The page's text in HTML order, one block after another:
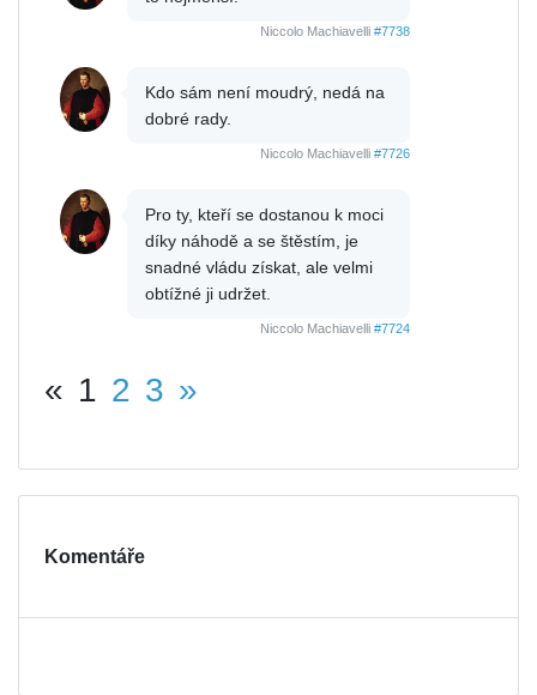
Niccolo Machiavelli #7738
Kdo sám není moudrý, nedá na
dobré rady.
Niccolo Machiavelli #7726
Pro ty, kteří se dostanou k moci
díky náhodě a se štěstím, je
snadné vládu získat, ale velmi
obtížné ji udržet.
Niccolo Machiavelli #7724
« 1 2 3 »
Komentáře